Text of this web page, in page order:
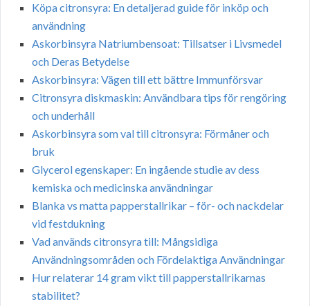
Köpa citronsyra: En detaljerad guide för inköp och
användning
Askorbinsyra Natriumbensoat: Tillsatser i Livsmedel
och Deras Betydelse
Askorbinsyra: Vägen till ett bättre Immunförsvar
Citronsyra diskmaskin: Användbara tips för rengöring
och underhåll
Askorbinsyra som val till citronsyra: Förmåner och
bruk
Glycerol egenskaper: En ingående studie av dess
kemiska och medicinska användningar
Blanka vs matta papperstallrikar – för- och nackdelar
vid festdukning
Vad används citronsyra till: Mångsidiga
Användningsområden och Fördelaktiga Användningar
Hur relaterar 14 gram vikt till papperstallrikarnas
stabilitet?